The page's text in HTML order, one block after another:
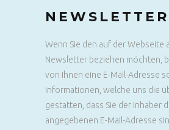
Wenn Sie den auf der Webseite
Newsletter beziehen möchten,
von Ihnen eine E-Mail-Adresse
Informationen, welche uns die
gestatten, dass Sie der Inhaber
angegebenen E-Mail-Adresse